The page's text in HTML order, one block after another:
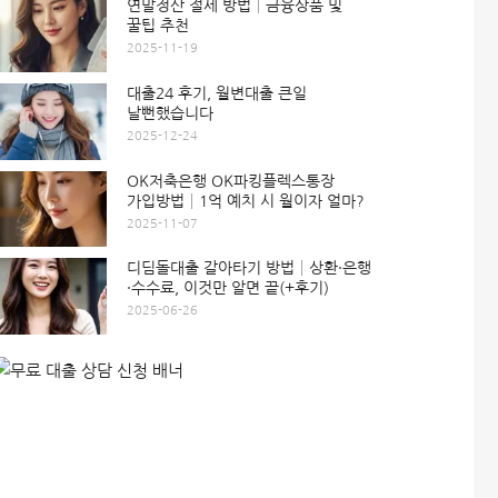
연말정산 절세 방법│금융상품 및
꿀팁 추천
2025-11-19
대출24 후기, 월변대출 큰일
날뻔했습니다
2025-12-24
OK저축은행 OK파킹플렉스통장
가입방법│1억 예치 시 월이자 얼마?
2025-11-07
디딤돌대출 갈아타기 방법│상환·은행
·수수료, 이것만 알면 끝(+후기)
2025-06-26